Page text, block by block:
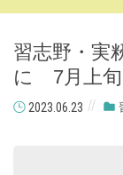
習志野・実
に 7月上
2023.06.23